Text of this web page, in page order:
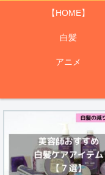
【HOME】
白髪
アニメ